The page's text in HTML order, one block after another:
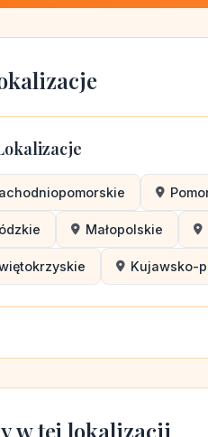
Małopolskie
Kujawsko-
w tej lokalizacji